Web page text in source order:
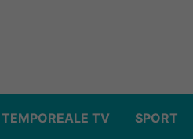
TEMPOREALE TV SPORT